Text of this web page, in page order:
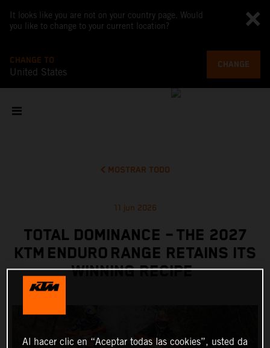
It looks like you are not on your country page. Would
you like to change to your current location?
CHANGE TO
United States
CHANGE
MOSTRAR TODO
11 jun 2026
TOTAL DOMINANCE – THE 2027
KTM ENDURO RANGE RETAINS ITS
WINNING RECIPE
Al hacer clic en “Aceptar todas las cookies”, usted da